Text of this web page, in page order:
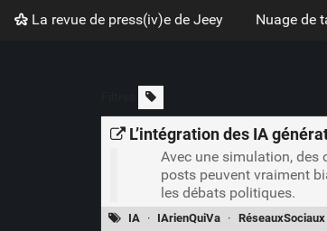
La revue de press(iv)e de Jeey Nuage de
L’intégration des IA
Avec une simulation, des
posts peuvent vraiment
les débats politiques.
IA · IArienQuiVa · RéseauxSociaux